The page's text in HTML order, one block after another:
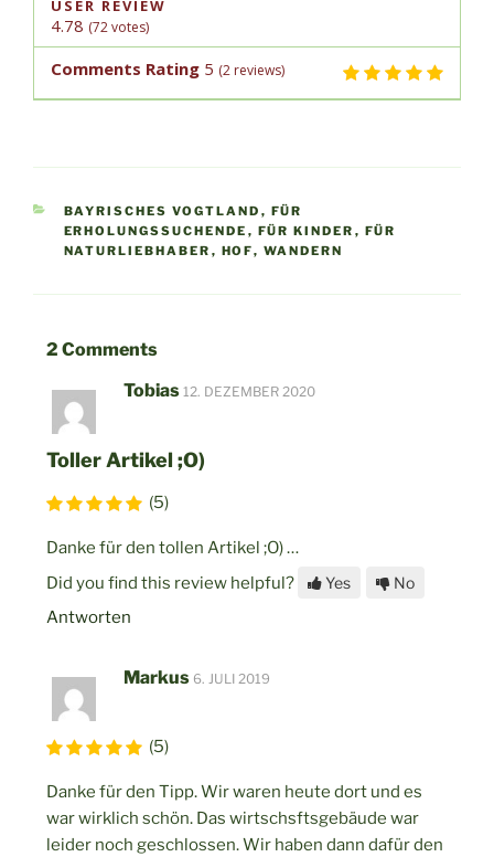
USER REVIEW
4.78 (72votes)
Comments Rating 5 (2 reviews)
KATEGORIEN
BAYRISCHES VOGTLAND , FÜR
ERHOLUNGSSUCHENDE , FÜR KINDER , FÜR
NATURLIEBHABER , HOF, WANDERN
2 Comments
Tobias 12. DEZEMBER 2020
Toller Artikel ;O)
(5)
Danke für den tollen Artikel ;O) …
Did you find this review helpful?
Yes No
Antworten
Markus 6. JULI 2019
(5)
Danke für den Tipp. Wir waren heute dort und es
war wirklich schön. Das wirtschsftsgebäude war
leider noch geschlossen. Wir haben dann dafür den
Beitragsnavigation